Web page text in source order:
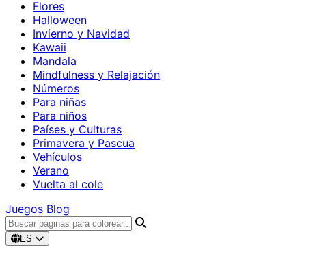
Flores
Halloween
Invierno y Navidad
Kawaii
Mandala
Mindfulness y Relajación
Números
Para niñas
Para niños
Países y Culturas
Primavera y Pascua
Vehículos
Verano
Vuelta al cole
Juegos Blog
ES